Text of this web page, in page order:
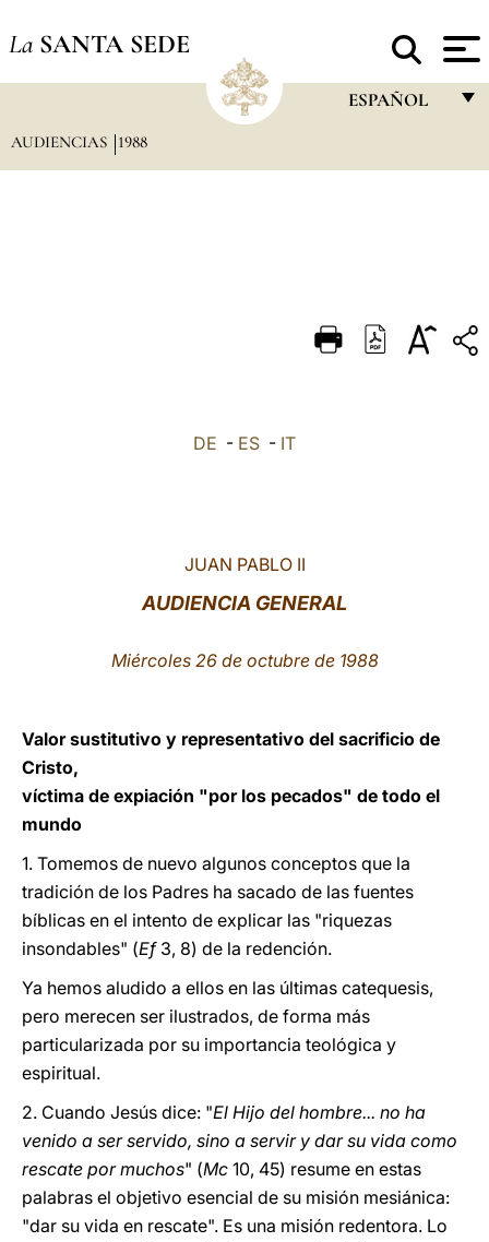
La SANTA SEDE
ESPAÑOL
DEUTSCH
AUDIENCIAS 1988
DE - ES - IT
JUAN PABLO II
AUDIENCIA GENERAL
Miércoles 26 de octubre de 1988
Valor sustitutivo y representativo del sacrificio de
Cristo,
víctima de expiación "por los pecados" de todo el
mundo
1. Tomemos de nuevo algunos conceptos que la
tradición de los Padres ha sacado de las fuentes
bíblicas en el intento de explicar las "riquezas
insondables" (Ef3, 8) de la redención.
Ya hemos aludido a ellos en las últimas catequesis,
pero merecen ser ilustrados, de forma más
particularizada por su importancia teológica y
espiritual.
2. Cuando Jesús dice: "El Hijo del hombre... no ha
venido a ser servido, sino a servir y dar su vida como
rescate por muchos" (Mc 10, 45) resume en estas
palabras el objetivo esencial de su misión mesiánica:
"dar su vida en rescate". Es una misión redentora. Lo